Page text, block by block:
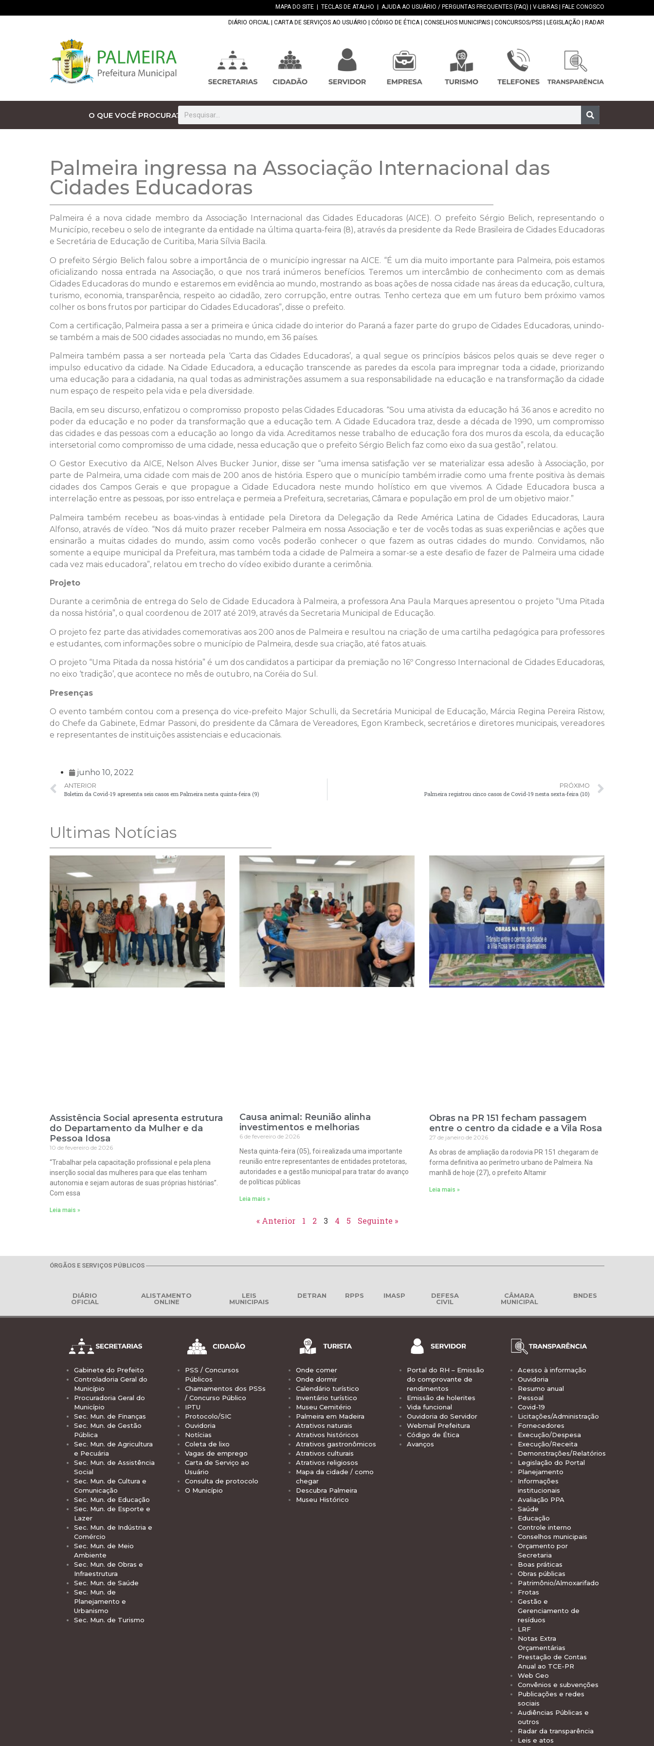
MAPA DO SITE TECLAS DE ATALHO AJUDA AO USUÁRIO / PERGUNTAS FREQUENTES (FAQ) V-LIBRAS FALE CONOSCO
DIÁRIO OFICIAL CARTA DE SERVIÇOS AO USUÁRIO CÓDIGO DE ÉTICA| CONSELHOS MUNICIPAIS CONCURSOS/PSS LEGISLAÇÃO RADAR
O QUE VOCÊ PROCURA?
Palmeira ingressa na Associação Internacional das
Cidades Educadoras
Palmeira é a nova cidade membro da Associação Internacional das Cidades Educadoras (AICE). O prefeito Sérgio Belich, representando o
Município, recebeu o selo de integrante da entidade na última quarta-feira (8), através da presidente da Rede Brasileira de Cidades Educadoras
e Secretária de Educação de Curitiba, Maria Sílvia Bacila.
O prefeito Sérgio Belich falou sobre a importância de o município ingressar na AICE. “É um dia muito importante para Palmeira, pois estamos
oficializando nossa entrada na Associação, o que nos trará inúmeros benefícios. Teremos um intercâmbio de conhecimento com as demais
Cidades Educadoras do mundo e estaremos em evidência ao mundo, mostrando as boas ações de nossa cidade nas áreas da educação, cultura,
turismo, economia, transparência, respeito ao cidadão, zero corrupção, entre outras. Tenho certeza que em um futuro bem próximo vamos
colher os bons frutos por participar do Cidades Educadoras”, disse o prefeito.
Com a certificação, Palmeira passa a ser a primeira e única cidade do interior do Paraná a fazer parte do grupo de Cidades Educadoras, unindo-
se também a mais de 500 cidades associadas no mundo, em 36 países.
Palmeira também passa a ser norteada pela ‘Carta das Cidades Educadoras’, a qual segue os princípios básicos pelos quais se deve reger o
impulso educativo da cidade. Na Cidade Educadora, a educação transcende as paredes da escola para impregnar toda a cidade, priorizando
uma educação para a cidadania, na qual todas as administrações assumem a sua responsabilidade na educação e na transformação da cidade
num espaço de respeito pela vida e pela diversidade.
Bacila, em seu discurso, enfatizou o compromisso proposto pelas Cidades Educadoras. “Sou uma ativista da educação há 36 anos e acredito no
poder da educação e no poder da transformação que a educação tem. A Cidade Educadora traz, desde a década de 1990, um compromisso
das cidades e das pessoas com a educação ao longo da vida. Acreditamos nesse trabalho de educação fora dos muros da escola, da educação
intersetorial como compromisso de uma cidade, nessa educação que o prefeito Sérgio Belich faz como eixo da sua gestão”, relatou.
O Gestor Executivo da AICE, Nelson Alves Bucker Junior, disse ser “uma imensa satisfação ver se materializar essa adesão à Associação, por
parte de Palmeira, uma cidade com mais de 200 anos de história. Espero que o município também irradie como uma frente positiva às demais
cidades dos Campos Gerais e que propague a Cidade Educadora neste mundo holístico em que vivemos. A Cidade Educadora busca a
interrelação entre as pessoas, por isso entrelaça e permeia a Prefeitura, secretarias, Câmara e população em prol de um objetivo maior.”
Palmeira também recebeu as boas-vindas à entidade pela Diretora da Delegação da Rede América Latina de Cidades Educadoras, Laura
Alfonso, através de vídeo. “Nos dá muito prazer receber Palmeira em nossa Associação e ter de vocês todas as suas experiências e ações que
ensinarão a muitas cidades do mundo, assim como vocês poderão conhecer o que fazem as outras cidades do mundo. Convidamos, não
somente a equipe municipal da Prefeitura, mas também toda a cidade de Palmeira a somar-se a este desafio de fazer de Palmeira uma cidade
cada vez mais educadora”, relatou em trecho do vídeo exibido durante a cerimônia.
Projeto
Durante a cerimônia de entrega do Selo de Cidade Educadora à Palmeira, a professora Ana Paula Marques apresentou o projeto “Uma Pitada
da nossa história”, o qual coordenou de 2017 até 2019, através da Secretaria Municipal de Educação.
O projeto fez parte das atividades comemorativas aos 200 anos de Palmeira e resultou na criação de uma cartilha pedagógica para professores
e estudantes, com informações sobre o município de Palmeira, desde sua criação, até fatos atuais.
O projeto “Uma Pitada da nossa história” é um dos candidatos a participar da premiação no 16º Congresso Internacional de Cidades Educadoras,
no eixo ‘tradição’, que acontece no mês de outubro, na Coréia do Sul.
Presenças
O evento também contou com a presença do vice-prefeito Major Schulli, da Secretária Municipal de Educação, Márcia Regina Pereira Ristow,
do Chefe da Gabinete, Edmar Passoni, do presidente da Câmara de Vereadores, Egon Krambeck, secretários e diretores municipais, vereadores
e representantes de instituições assistenciais e educacionais.
junho 10, 2022
ANTERIOR
Boletim da Covid-19 apresenta seis casos em Palmeira nesta quinta-feira (9)
PRÓXIMO
Palmeira registrou cinco casos de Covid-19 nesta sexta-feira (10)
Ultimas Notícias
Assistência Social apresenta estrutura
do Departamento da Mulher e da
Pessoa Idosa
10 de fevereiro de 2026
“Trabalhar pela capacitação profissional e pela plena
inserção social das mulheres para que elas tenham
autonomia e sejam autoras de suas próprias histórias”.
Com essa
Leia mais »
Causa animal: Reunião alinha
investimentos e melhorias
6 de fevereiro de 2026
Nesta quinta-feira (05), foi realizada uma importante
reunião entre representantes de entidades protetoras,
autoridades e a gestão municipal para tratar do avanço
de políticas públicas
Leia mais »
Obras na PR 151 fecham passagem
entre o centro da cidade e a Vila Rosa
27 de janeiro de 2026
As obras de ampliação da rodovia PR 151 chegaram de
forma definitiva ao perímetro urbano de Palmeira. Na
manhã de hoje (27), o prefeito Altamir
Leia mais »
« Anterior 1 2 3 4 5 Seguinte »
ÓRGÃOS E SERVIÇOS PÚBLICOS
DIÁRIO
OFICIAL
ALISTAMENTO
ONLINE
LEIS
MUNICIPAIS
DETRAN RPPS IMASP
DEFESA
CIVIL
CÂMARA
MUNICIPAL
BNDES
Gabinete do Prefeito
Controladoria Geral do
Município
Procuradoria Geral do
Município
Sec. Mun. de Finanças
Sec. Mun. de Gestão
Pública
Sec. Mun. de Agricultura
e Pecuária
Sec. Mun. de Assistência
Social
Sec. Mun. de Cultura e
Comunicação
Sec. Mun. de Educação
Sec. Mun. de Esporte e
Lazer
Sec. Mun. de Indústria e
Comércio
Sec. Mun. de Meio
Ambiente
Sec. Mun. de Obras e
Infraestrutura
Sec. Mun. de Saúde
Sec. Mun. de
Planejamento e
Urbanismo
Sec. Mun. de Turismo
PSS / Concursos
Públicos
Chamamentos dos PSSs
/ Concurso Público
IPTU
Protocolo/SIC
Ouvidoria
Notícias
Coleta de lixo
Vagas de emprego
Carta de Serviço ao
Usuário
Consulta de protocolo
O Município
Onde comer
Onde dormir
Calendário turístico
Inventário turístico
Museu Cemitério
Palmeira em Madeira
Atrativos naturais
Atrativos históricos
Atrativos gastronômicos
Atrativos culturais
Atrativos religiosos
Mapa da cidade / como
chegar
Descubra Palmeira
Museu Histórico
Portal do RH – Emissão
do comprovante de
rendimentos
Emissão de holerites
Vida funcional
Ouvidoria do Servidor
Webmail Prefeitura
Código de Ética
Avanços
Acesso à informação
Ouvidoria
Resumo anual
Pessoal
Covid-19
Licitações/Administração
Fornecedores
Execução/Despesa
Execução/Receita
Demonstrações/Relatórios
Legislação do Portal
Planejamento
Informações
institucionais
Avaliação PPA
Saúde
Educação
Controle interno
Conselhos municipais
Orçamento por
Secretaria
Boas práticas
Obras públicas
Patrimônio/Almoxarifado
Frotas
Gestão e
Gerenciamento de
resíduos
LRF
Notas Extra
Orçamentárias
Prestação de Contas
Anual ao TCE-PR
Web Geo
Convênios e subvenções
Publicações e redes
sociais
Audiências Públicas e
outros
Radar da transparência
Leis e atos